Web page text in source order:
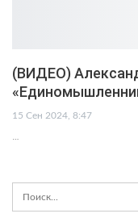
(ВИДЕО)
15 Сен 2024, 8:47
…